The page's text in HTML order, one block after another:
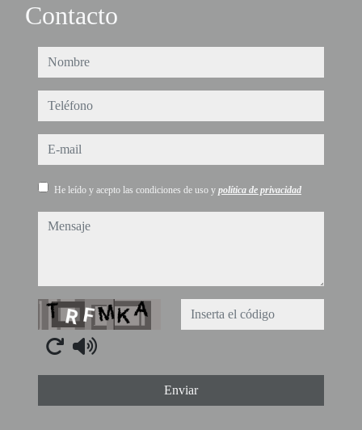
Contacto
nombre
teléfono
e-mail
He leído y acepto las condiciones de uso y política de privacidad
mensaje
Captcha
Enviar